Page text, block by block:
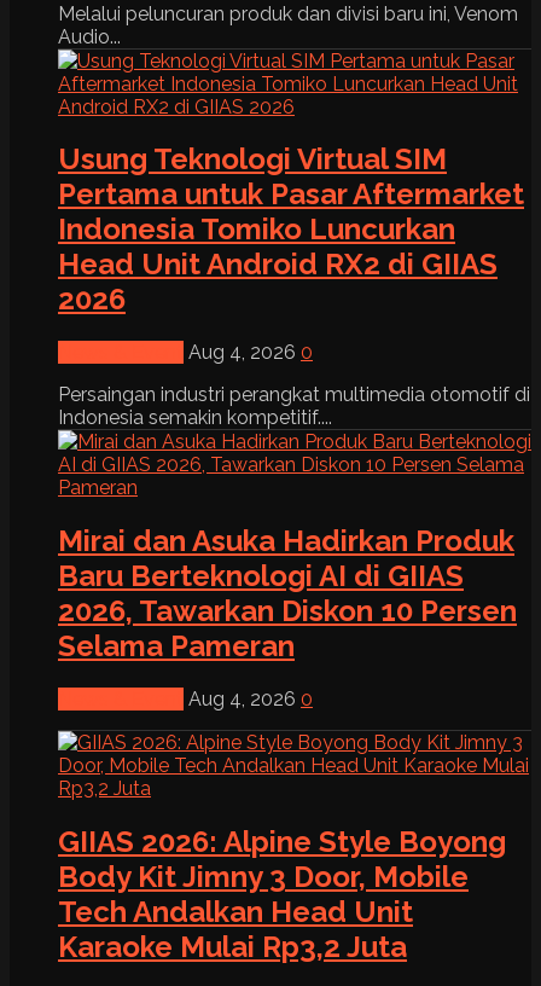
Melalui peluncuran produk dan divisi baru ini, Venom
Audio...
Usung Teknologi Virtual SIM
Pertama untuk Pasar Aftermarket
Indonesia Tomiko Luncurkan
Head Unit Android RX2 di GIIAS
2026
Aug 4, 2026 0
Persaingan industri perangkat multimedia otomotif di
Indonesia semakin kompetitif....
Mirai dan Asuka Hadirkan Produk
Baru Berteknologi AI di GIIAS
2026, Tawarkan Diskon 10 Persen
Selama Pameran
Aug 4, 2026 0
GIIAS 2026: Alpine Style Boyong
Body Kit Jimny 3 Door, Mobile
Tech Andalkan Head Unit
Karaoke Mulai Rp3,2 Juta